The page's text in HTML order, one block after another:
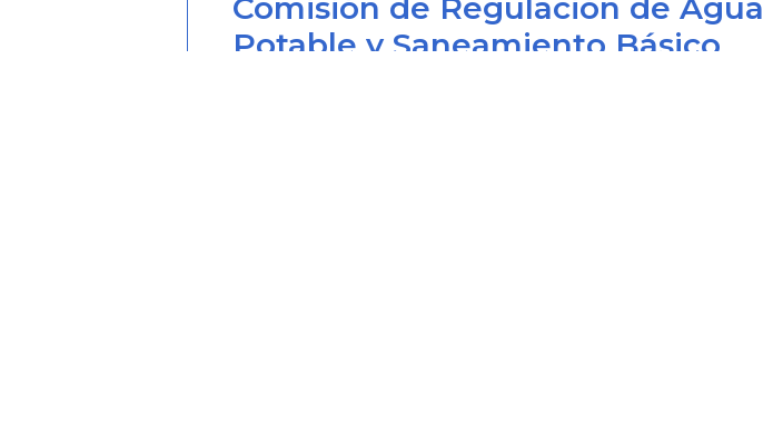
Comisión de Regulación de Agua
Potable y Saneamiento Básico